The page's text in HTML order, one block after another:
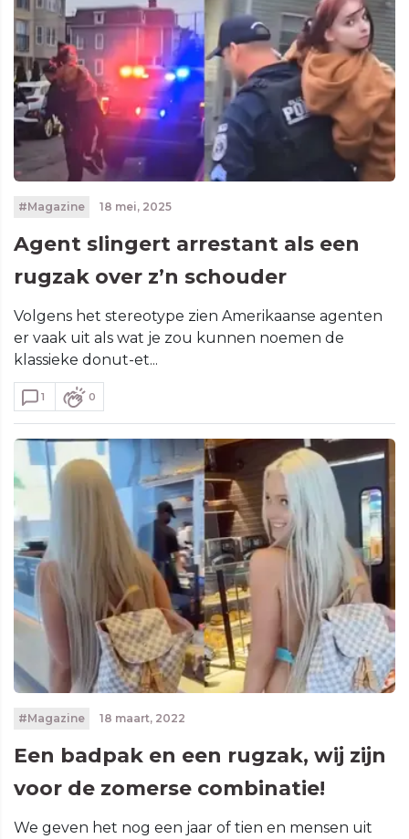
#Magazine 18 mei, 2025
Agent slingert arrestant als een
rugzak over z’n schouder
Volgens het stereotype zien Amerikaanse agenten
er vaak uit als wat je zou kunnen noemen de
klassieke donut-et...
1 0
#Magazine 18 maart, 2022
Een badpak en een rugzak, wij zijn
voor de zomerse combinatie!
We geven het nog een jaar of tien en mensen uit